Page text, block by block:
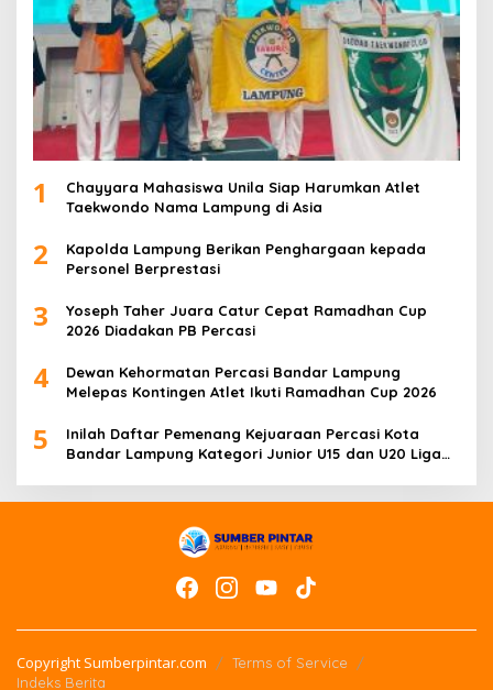
1
Chayyara Mahasiswa Unila Siap Harumkan Atlet
Taekwondo Nama Lampung di Asia
2
Kapolda Lampung Berikan Penghargaan kepada
Personel Berprestasi
3
Yoseph Taher Juara Catur Cepat Ramadhan Cup
2026 Diadakan PB Percasi
4
Dewan Kehormatan Percasi Bandar Lampung
Melepas Kontingen Atlet Ikuti Ramadhan Cup 2026
5
Inilah Daftar Pemenang Kejuaraan Percasi Kota
Bandar Lampung Kategori Junior U15 dan U20 Liga
Copyright Sumberpintar.com
Terms of Service
Indeks Berita